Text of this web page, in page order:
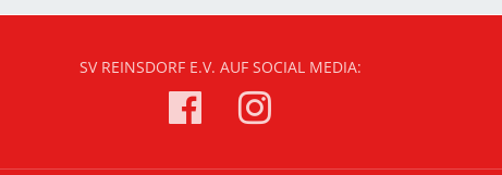
SV REINSDORF E.V. AUF SOCIAL MEDIA: